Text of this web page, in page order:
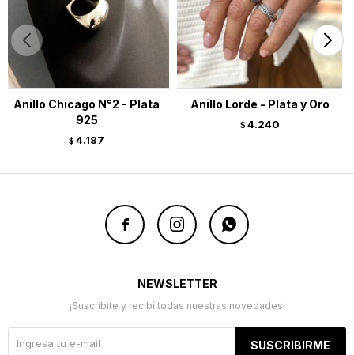
Anillo Chicago N°2 - Plata
925
$ 4.187
Anillo Lorde - Plata y Oro
$ 4.240
  
NEWSLETTER
¡Suscribite y recibí todas nuestras novedades!
SUSCRIBIRME